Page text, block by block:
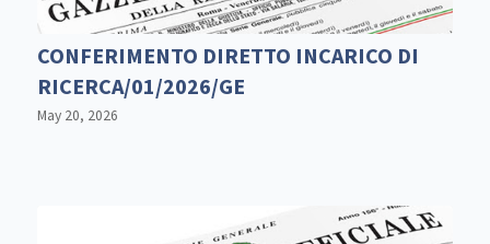
CONFERIMENTO DIRETTO INCARICO DI
RICERCA/01/2026/GE
May 20, 2026